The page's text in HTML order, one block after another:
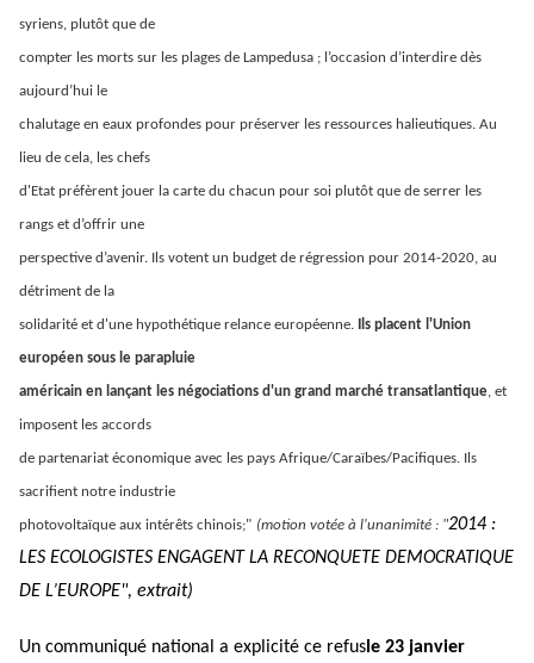
syriens, plutôt que de
compter les morts sur les plages de Lampedusa ; l’occasion d’interdire dès
aujourd’hui le
chalutage en eaux profondes pour préserver les ressources halieutiques. Au
lieu de cela, les chefs
d'Etat préfèrent jouer la carte du chacun pour soi plutôt que de serrer les
rangs et d’offrir une
perspective d’avenir. Ils votent un budget de régression pour 2014-2020, au
détriment de la
solidarité et d'une hypothétique relance européenne. Ils placent l'Union
européen sous le parapluie
américain en lançant les négociations d'un grand marché transatlantique, et
imposent les accords
de partenariat économique avec les pays Afrique/Caraïbes/Pacifiques. Ils
sacrifient notre industrie
photovoltaïque aux intérêts chinois;" (motion votée à l'unanimité : "2014 :
LES ECOLOGISTES ENGAGENT LA RECONQUETE DEMOCRATIQUE
DE L’EUROPE", extrait)
Un communiqué national a explicité ce refus le 23 janvier